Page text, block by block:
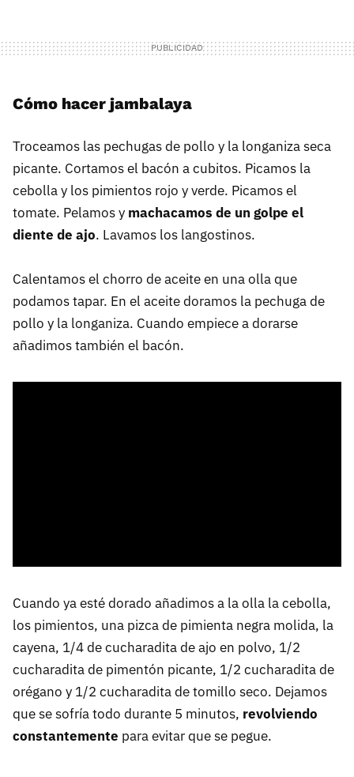
Cómo hacer jambalaya
Troceamos las pechugas de pollo y la longaniza seca
picante. Cortamos el bacón a cubitos. Picamos la
cebolla y los pimientos rojo y verde. Picamos el
tomate. Pelamos y machacamos de un golpe el
diente de ajo. Lavamos los langostinos.
Calentamos el chorro de aceite en una olla que
podamos tapar. En el aceite doramos la pechuga de
pollo y la longaniza. Cuando empiece a dorarse
añadimos también el bacón.
Cuando ya esté dorado añadimos a la olla la cebolla,
los pimientos, una pizca de pimienta negra molida, la
cayena, 1/4 de cucharadita de ajo en polvo, 1/2
cucharadita de pimentón picante, 1/2 cucharadita de
orégano y 1/2 cucharadita de tomillo seco. Dejamos
que se sofría todo durante 5 minutos, revolviendo
constantemente para evitar que se pegue.